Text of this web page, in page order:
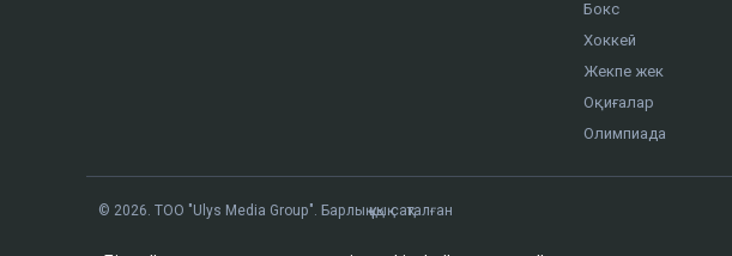
Бокс
Хоккей
Жекпе жек
Оқиғалар
Олимпиада
© 2026. ТОО "Ulys Media Group". Барлық құқық сақталған